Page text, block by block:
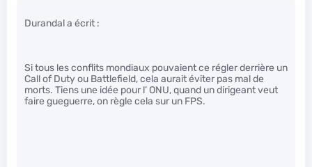
Durandal a écrit :
Si tous les conflits mondiaux pouvaient ce régler derrière un
Call of Duty ou Battlefield, cela aurait éviter pas mal de
morts. Tiens une idée pour l’ ONU, quand un dirigeant veut
faire gueguerre, on règle cela sur un FPS.